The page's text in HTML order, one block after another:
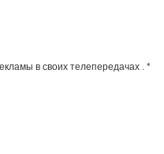
в своих телепередачах . *